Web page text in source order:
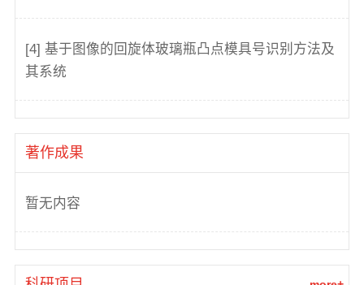
[4] 基于图像的回旋体玻璃瓶凸点模具号识别方法及
其系统
著作成果
暂无内容